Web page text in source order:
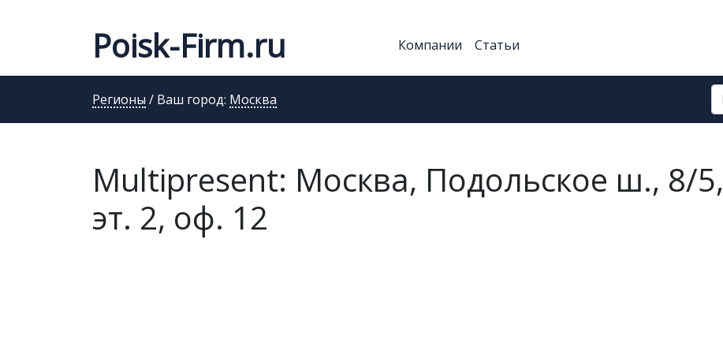
Poisk-Firm.ru Компании Статьи
Регионы / Ваш город: Москва
Multipresent: Москва, Подольское ш., 8/5,
эт. 2, оф. 12